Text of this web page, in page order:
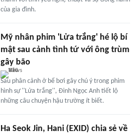
của gia đình.
Mỹ nhân phim 'Lửa trắng' hé lộ bí
mật sau cảnh tình tứ với ông trùm
gây bão
Sau phân cảnh ở bể bơi gây chú ý trong phim
hình sự ''Lửa trắng'', Đinh Ngọc Anh tiết lộ
những câu chuyện hậu trường ít biết.
Ha Seok Jin, Hani (EXID) chia sẻ về